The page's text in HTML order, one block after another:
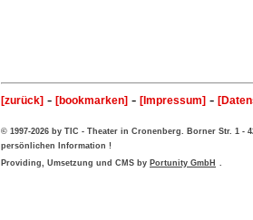
[zurück] - [bookmarken] - [Impressum] -
© 1997-2026 by TIC - Theater in Cronenberg. Borner Str. 1
persönlichen Information !
Providing, Umsetzung und CMS by Portunity GmbH .